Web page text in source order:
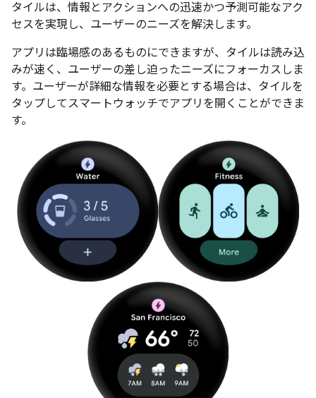
タイルは、情報とアクションへの迅速かつ予測可能なアク
セスを実現し、ユーザーのニーズを解決します。
アプリは臨場感のあるものにできますが、タイルは読み込
みが速く、ユーザーの差し迫ったニーズにフォーカスしま
す。ユーザーが詳細な情報を必要とする場合は、タイルを
タップしてスマートウォッチでアプリを開くことができま
す。